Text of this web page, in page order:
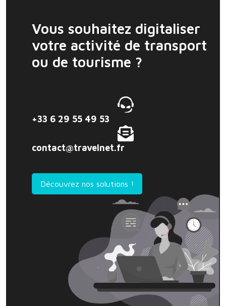
Vous souhaitez digitaliser
votre activité de transport
ou de tourisme ?
+33 6 29 55 49 53
contact@travelnet.fr
Découvrez nos solutions !